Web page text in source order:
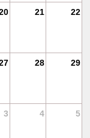
21 22
28 29
3 4 5